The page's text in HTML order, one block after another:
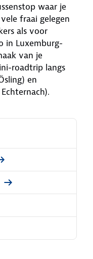
waar je
fraai gelegen
als voor
in Luxemburg-
van je
roadtrip langs
en